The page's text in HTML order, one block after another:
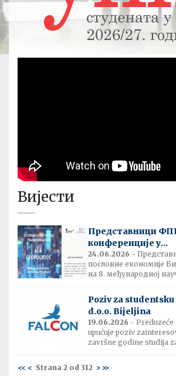
Вијести
Представници
конференције у...
24.06.2026 -
пословне економије
на 8. међународној
Poziv za
d.o.o. Bijeljina
19.06.2026 - Preduzeće
upućuje poziv
završne godine studija
<< < Strana 2 od 312 > >>